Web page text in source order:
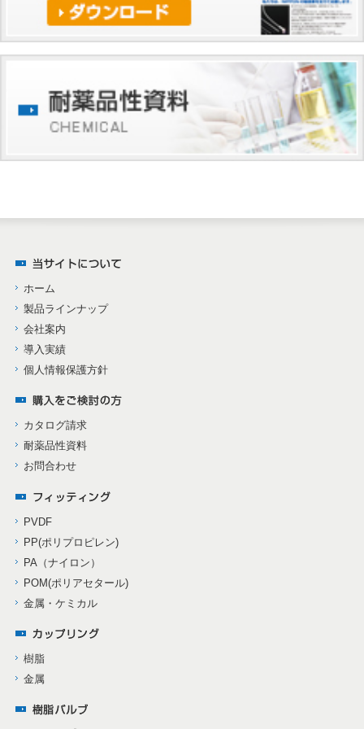
ホーム
製品ラインナップ
会社案内
導入実績
個人情報保護方針
カタログ請求
耐薬品性資料
お問合わせ
PVDF
PP(ポリプロピレン)
PA（ナイロン）
POM(ポリアセタール)
金属・ケミカル
樹脂
金属